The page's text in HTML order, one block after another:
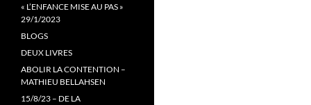
« L’ENFANCE MISE AU PAS »
29/1/2023
BLOGS
DEUX LIVRES
ABOLIR LA CONTENTION –
MATHIEU BELLAHSEN
15/8/23 – DE LA